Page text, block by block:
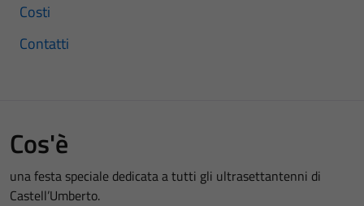
Costi
Contatti
Cos'è
una festa speciale dedicata a tutti gli ultrasettantenni di
Castell’Umberto.